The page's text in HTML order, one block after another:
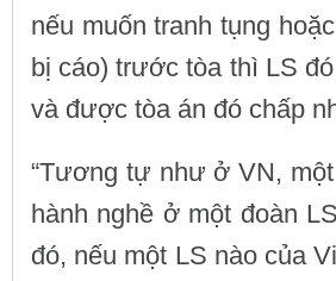
nếu muốn tranh tụng
bị cáo) trước tòa thì LS
và được tòa án đó chấp
“Tương tự như ở VN,
hành nghề ở một đoàn
đó, nếu một LS nào của